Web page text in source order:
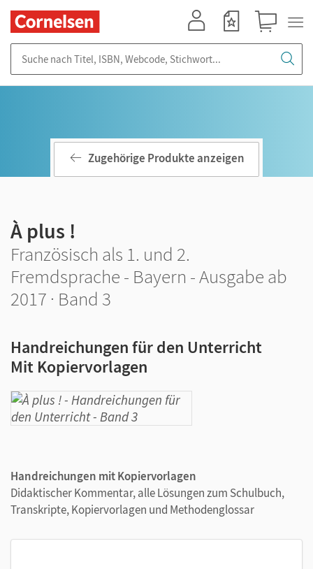
Zugehörige Produkte anzeigen
À plus !
Französisch als 1. und 2.
Fremdsprache - Bayern - Ausgabe ab
2017 · Band 3
Handreichungen für den Unterricht
Mit Kopiervorlagen
Handreichungen mit Kopiervorlagen
Didaktischer Kommentar, alle Lösungen zum Schulbuch,
Transkripte, Kopiervorlagen und Methodenglossar